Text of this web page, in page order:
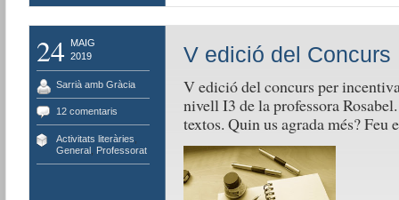
24
MAIG
2019
Sarrià amb Gràcia
12 comentaris
Activitats literàries
General, Professorat
V edició del
V edició del concurs per
nivell I3 de la professora
textos. Quin us agrada més?